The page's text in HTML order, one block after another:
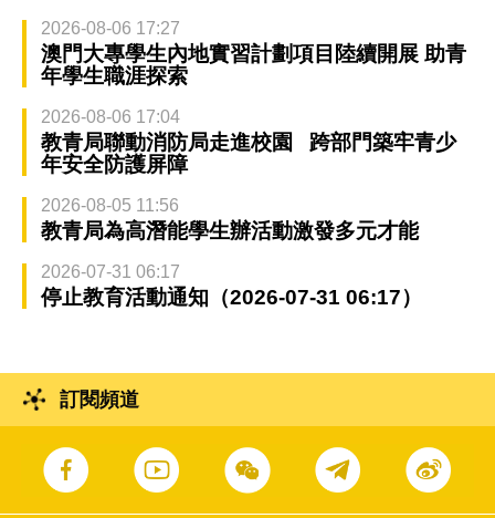
2026-08-06 17:27
澳門大專學生內地實習計劃項目陸續開展 助青
年學生職涯探索
2026-08-06 17:04
教青局聯動消防局走進校園 跨部門築牢青少
年安全防護屏障
2026-08-05 11:56
教青局為高潛能學生辦活動激發多元才能
2026-07-31 06:17
停止教育活動通知（2026-07-31 06:17）
訂閱頻道